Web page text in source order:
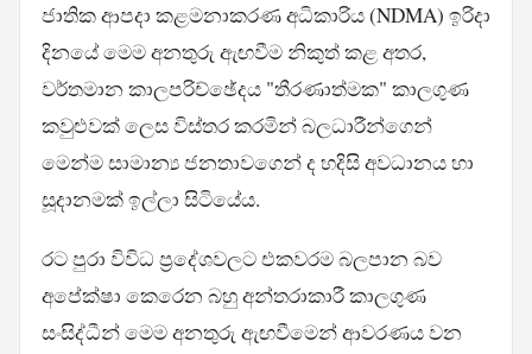
ජාතික ආපදා කළමනාකරණ අධිකාරිය (NDMA) ඉරිදා
දිනයේ මෙම අනතුරු ඇඟවීම නිකුත් කළ අතර,
වර්තමාන කාලපරිච්ඡේදය "තීරණාත්මක" කාලගුණ
කවුළුවක් ලෙස විස්තර කරමින් බලධාරීන්ගෙන්
මෙන්ම සාමාන්‍ය ජනතාවගෙන් ද හදිසි අවධානය හා
සූදානමක් ඉල්ලා සිටියේය.
රට පුරා විවිධ ප්‍රදේශවලට එකවරම බලපාන බව
අපේක්ෂා කෙරෙන බහු අන්තරාකාරී කාලගුණ
සංසිද්ධීන් මෙම අනතුරු ඇඟවීමෙන් ආවරණය වන